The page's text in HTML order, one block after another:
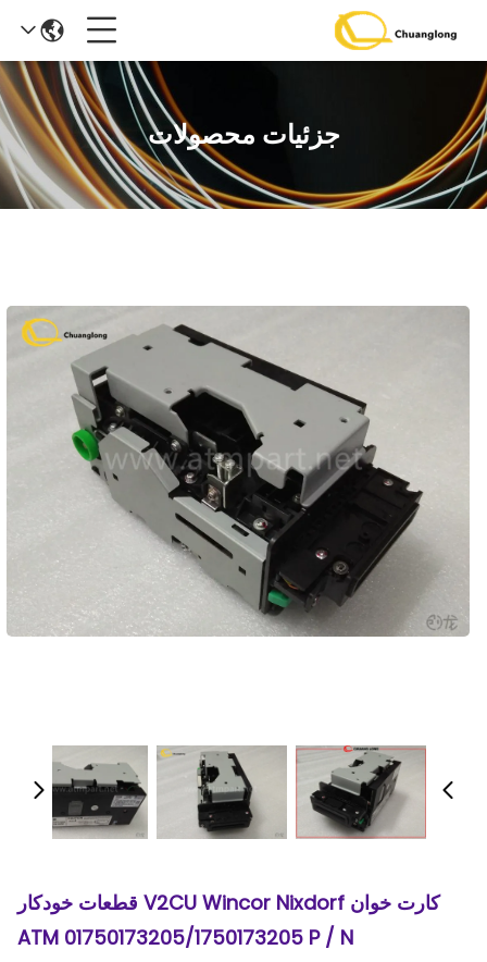
جزئیات محصولات
کارت خوان V2CU Wincor Nixdorf قطعات خودکار
ATM 01750173205/1750173205 P / N